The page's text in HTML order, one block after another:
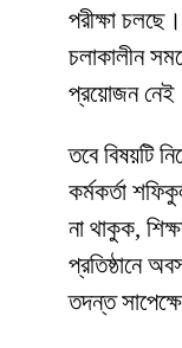
পরীক্ষা
চলাকালীন
প্রয়োজন নেই।
তবে বিষয়টি
কর্মকর্তা
না থাকুক,
প্রতিষ্ঠানে
তদন্ত